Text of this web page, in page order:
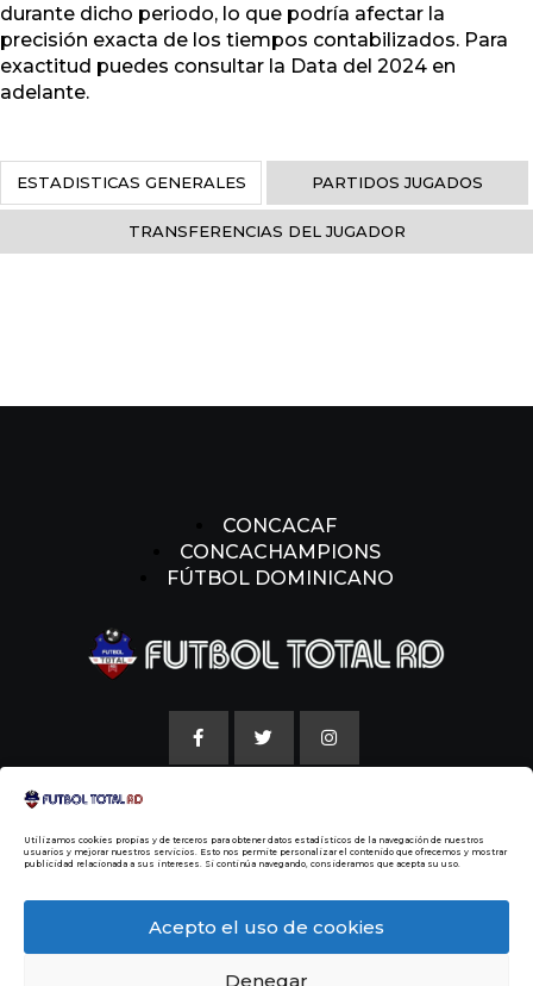
Utilizamos cookies propias y de terceros para obtener datos estadísticos de la navegación de nuestros
usuarios y mejorar nuestros servicios. Esto nos permite personalizar el contenido que ofrecemos y mostrar
publicidad relacionada a sus intereses. Si continúa navegando, consideramos que acepta su uso.
Acepto el uso de cookies
Denegar
durante dicho periodo, lo que podría afectar la
precisión exacta de los tiempos contabilizados. Para
exactitud puedes consultar la Data del 2024 en
adelante.
ESTADISTICAS GENERALES PARTIDOS JUGADOS
TRANSFERENCIAS DEL JUGADOR
CONCACAF
CONCACHAMPIONS
FÚTBOL DOMINICANO
POLITICAS DE COOKIE